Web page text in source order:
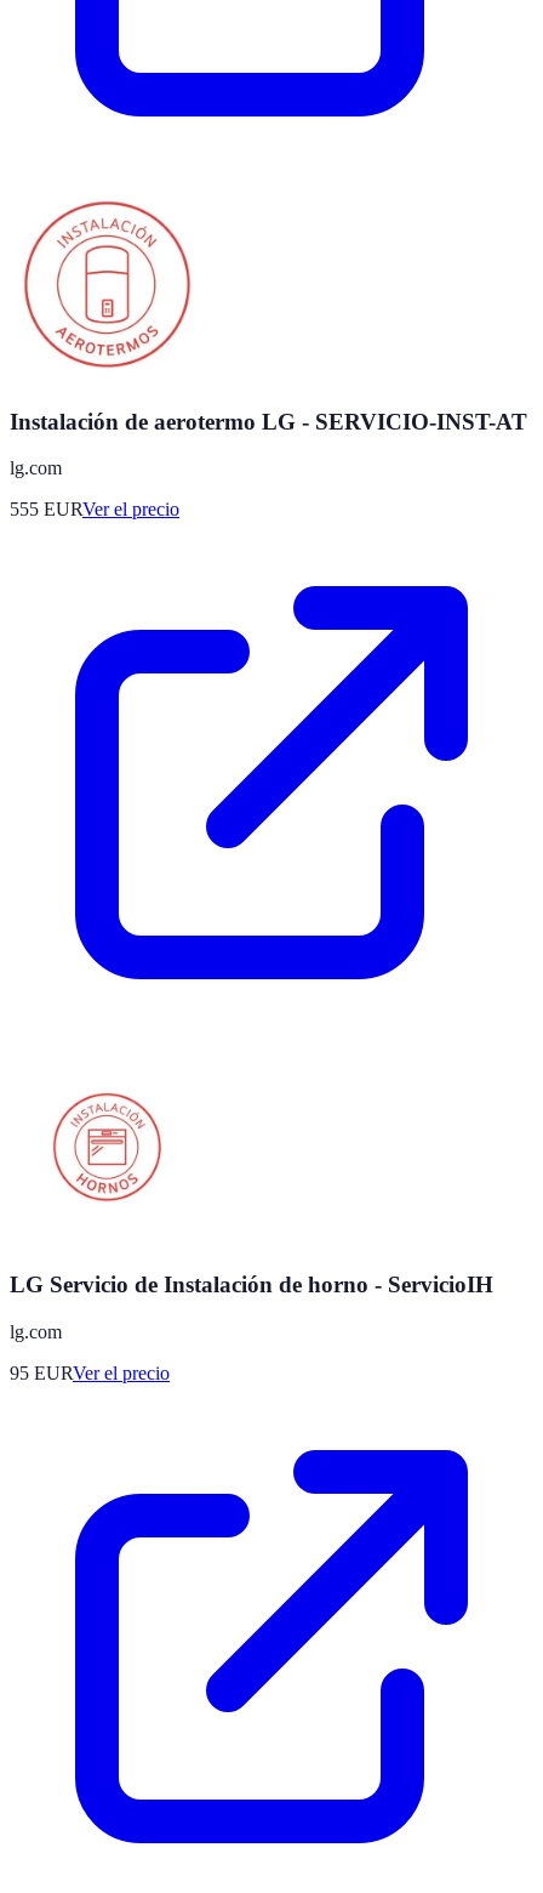
Instalación de aerotermo LG - SERVICIO-INST-AT
lg.com
555 EURVer el precio
LG Servicio de Instalación de horno - ServicioIH
lg.com
95 EURVer el precio